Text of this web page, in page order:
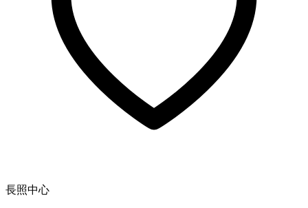
長照中心